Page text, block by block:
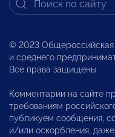
© 2023 Общероссийская
и среднего
Все права защищены.
Комментарии на сайте
требованиям
публикуем сообщения,
и/или оскорбления,